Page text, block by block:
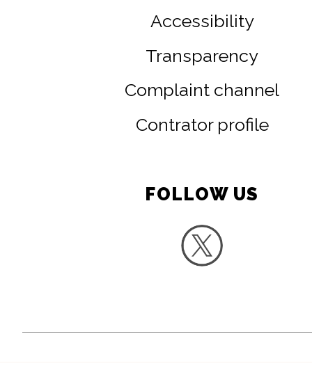
Accessibility
Transparency
Complaint channel
Contrator profile
FOLLOW US